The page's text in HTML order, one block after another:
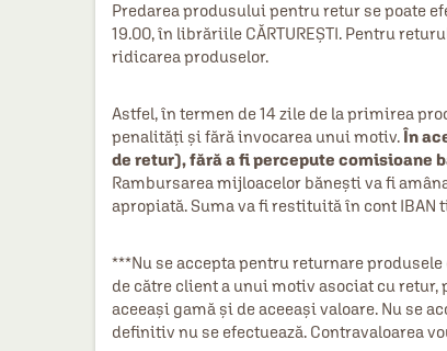
Predarea produsului pentru retur se poate
19.00, în librăriile CĂRTUREȘTI. Pentru
ridicarea produselor.
Astfel, în termen de 14 zile de la primirea
penalități și fără invocarea unui motiv.În
de retur), fără a fi percepute comisioane
Rambursarea mijloacelor bănești va fi
apropiată. Suma va fi restituită în cont
***Nu se accepta pentru returnare
de către client a unui motiv asociat cu
aceeași gamă și de aceeași valoare. Nu se
definitiv nu se efectuează. Contravaloarea